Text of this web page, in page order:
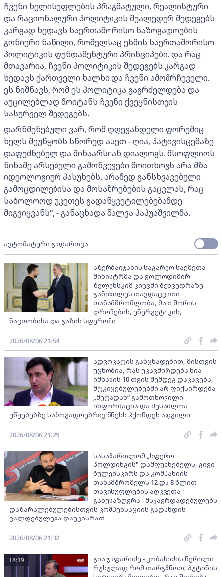
ჩვენი ხელისუფლების პრაგმატული, რეალისტური
და რაციონალური პოლიტიკის შუალედურ შედეგებს
კარგად ხედავს საერთაშორისო საზოგადოების
გონიერი ნაწილი, რომელსაც ესმის საერთაშორისო
პოლიტიკის ფუნდამენტური პრინციპები. და რაც
მთავარია, ჩვენი პოლიტიკის შედეგებს კარგად
ხედავს ქართველი ხალხი და ჩვენი ამომრჩეველი.
ეს ნიშნავს, რომ ეს პოლიტიკა გაგრძელდება და
აუცილებლად მოიტანს ჩვენი ქვეყნისთვის
სასურველ შედეგებს.
დარწმუნებული ვარ, რომ დღევანდელი ფორუმიც
ხელს შეუწყობს სწორედ ასეთ - ღია, პატივისცემაზე
დაფუძნებულ და შინაარსიან დიალოგს. მსოფლიოს
წინაშე არსებული გამოწვევები მოითხოვს არა მზა
იდეოლოგიურ პასუხებს, არამედ განსხვავებული
გამოცდილებისა და მოსაზრებების გაცვლას, რაც
საბოლოოდ უკეთეს გადაწყვეტილებებამდე
მიგვიყვანს“, - განაცხადა შალვა პაპუაშვილმა.
ავტომატური გადართვა
აზერბაიჯანის საგარეო საქმეთა
მინისტრმა და ვოლოდიმირ
ზელენსკიმ კიევში შეხვედრაზე
განიხილეს თავდაცვითი
თანამშრომლობა, მათ შორის
დრონების, ენერგეტიკის,
ნავთობისა და გაზის სფეროში
2026/08/06 21:54
ადვოკატის განცხადებით, მისთვის
უცნობია, რას უკავშირდება ნია
იმნაძის 10 თვის შემდეგ დაკავება,
მტკიცებულებებში არ ფიქსირდება
„მეტადან“ გამოთხოვილი
ინფორმაცია და შესაძლოა
უწყებებზე საზოგადოებრივ წნეხს ჰქონდეს ადგილი
2026/08/06 21:29
სასამართლომ „სფერო
ჰოლდინგის" დამფუძნებელს, გივი
წულეისკირს და კომპანიის
თანამშრომელს 12 და 8 წლით
თავისუფლების აღკვეთა
განუსაზღვრა - მსჯავრდადებულებს
დაზარალებულებისთვის კომპენსაციის გადახდის
ვალდებულება დაეკისრათ
2026/08/06 21:32
გია ჯაფარიძე - კობახიძის წერილი
რუსულად რომ თარგმნოთ, პუტინის
18:39